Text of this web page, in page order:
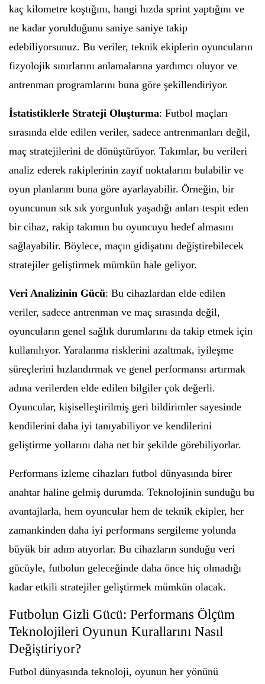
kaç kilometre koştığını, hangi hızda sprint yaptığını ve
ne kadar yorulduğunu saniye saniye takip
edebiliyorsunuz. Bu veriler, teknik ekiplerin oyuncuların
fizyolojik sınırlarını anlamalarına yardımcı oluyor ve
antrenman programlarını buna göre şekillendiriyor.
İstatistiklerle Strateji Oluşturma: Futbol maçları
sırasında elde edilen veriler, sadece antrenmanları değil,
maç stratejilerini de dönüştürüyor. Takımlar, bu verileri
analiz ederek rakiplerinin zayıf noktalarını bulabilir ve
oyun planlarını buna göre ayarlayabilir. Örneğin, bir
oyuncunun sık sık yorgunluk yaşadığı anları tespit eden
bir cihaz, rakip takımın bu oyuncuyu hedef almasını
sağlayabilir. Böylece, maçın gidişatını değiştirebilecek
stratejiler geliştirmek mümkün hale geliyor.
Veri Analizinin Gücü: Bu cihazlardan elde edilen
veriler, sadece antrenman ve maç sırasında değil,
oyuncuların genel sağlık durumlarını da takip etmek için
kullanılıyor. Yaralanma risklerini azaltmak, iyileşme
süreçlerini hızlandırmak ve genel performansı artırmak
adına verilerden elde edilen bilgiler çok değerli.
Oyuncular, kişiselleştirilmiş geri bildirimler sayesinde
kendilerini daha iyi tanıyabiliyor ve kendilerini
geliştirme yollarını daha net bir şekilde görebiliyorlar.
Performans izleme cihazları futbol dünyasında birer
anahtar haline gelmiş durumda. Teknolojinin sunduğu bu
avantajlarla, hem oyuncular hem de teknik ekipler, her
zamankinden daha iyi performans sergileme yolunda
büyük bir adım atıyorlar. Bu cihazların sunduğu veri
gücüyle, futbolun geleceğinde daha önce hiç olmadığı
kadar etkili stratejiler geliştirmek mümkün olacak.
Futbolun Gizli Gücü: Performans Ölçüm
Teknolojileri Oyunun Kurallarını Nasıl
Değiştiriyor?
Futbol dünyasında teknoloji, oyunun her yönünü